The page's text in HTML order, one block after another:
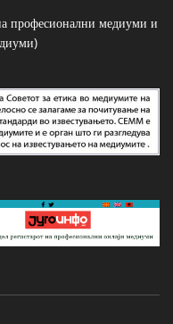
професионални медиуми и